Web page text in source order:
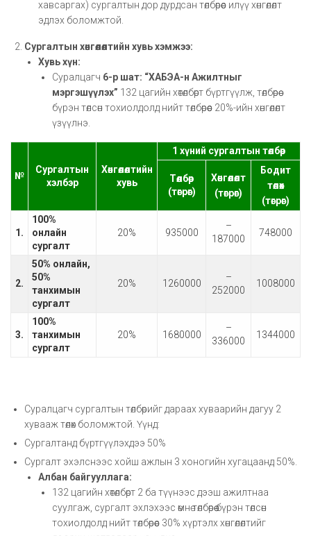
хавсаргах) сургалтын дор дурдсан төлбөрөөс илүү хөнгөлөлт
эдлэх боломжтой.
Сургалтын хөнгөлөлтийн хувь хэмжээ:
Хувь хүн:
Суралцагч 6-р шат: “ХАБЭА-н Ажилтныг
мэргэшүүлэх” 132 цагийн хөтөлбөрт бүртгүүлж, төлбөрөө
бүрэн төлсөн тохиолдолд нийт төлбөрөөс 20%-ийн хөнгөлөлт
үзүүлнэ.
№
Сургалтын
хэлбэр
Хөнгөлөлтийн
хувь
1 хүний сургалтын төлбөр
Төлбөр
(төгрөг)
Хөнгөлөлт
(төгрөг)
Бодит
төлөх
(төгрөг)
1.
100%
онлайн
сургалт
20% 935000
–
187000
748000
2.
50% онлайн,
50%
танхимын
сургалт
20% 1260000
–
252000
1008000
3.
100%
танхимын
сургалт
20% 1680000
–
336000
1344000
Суралцагч сургалтын төлбөрийг дараах хуваарийн дагуу 2
хувааж төлөх боломжтой. Үүнд:
Сургалтанд бүртгүүлэхдээ 50%
Сургалт эхэлснээс хойш ажлын 3 хоногийн хугацаанд 50%.
Албан байгууллага:
132 цагийн хөтөлбөрт 2 ба түүнээс дээш ажилтнаа
суулгаж, сургалт эхлэхээс өмнө төлбөрөө бүрэн төлсөн
тохиолдолд нийт төлбөрөөс 30% хүртэлх хөнгөлөлтийг